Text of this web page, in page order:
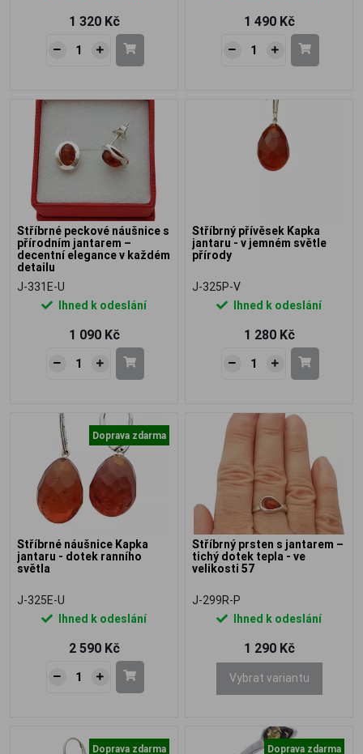
1 320 Kč 1 490 Kč
Stříbrné peckové náušnice s
přírodním jantarem –
decentní elegance v každém
detailu
J-331E-U
Ihned k odeslání
1 090 Kč
Stříbrný přívěsek Kapka
jantaru - v jemném světle
přírody
J-325P-V
Ihned k odeslání
1 280 Kč
Doprava zdarma
Stříbrné náušnice Kapka
jantaru - dotek ranního
světla
J-325E-U
Ihned k odeslání
2 590 Kč
Stříbrný prsten s jantarem –
tichý dotek tepla - ve
velikosti 57
J-299R-P
Ihned k odeslání
1 290 Kč
Vybrat variantu
Doprava zdarma Doprava zdarma